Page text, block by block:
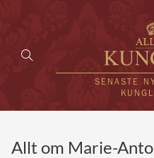
SENASTE
Allt om Marie-